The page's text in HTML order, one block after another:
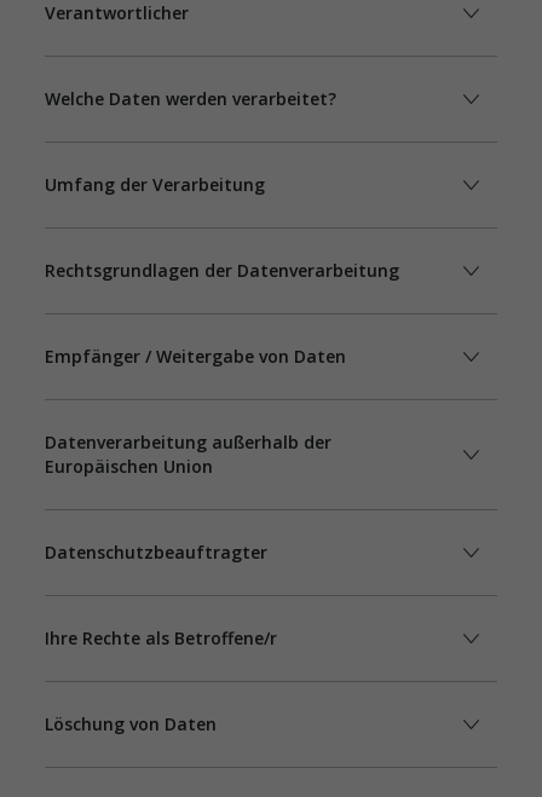
Verantwortlicher
Welche Daten werden verarbeitet?
Umfang der Verarbeitung
Rechtsgrundlagen der Datenverarbeitung
Empfänger / Weitergabe von Daten
Datenverarbeitung außerhalb der
Europäischen Union
Datenschutzbeauftragter
Ihre Rechte als Betroffene/r
Löschung von Daten